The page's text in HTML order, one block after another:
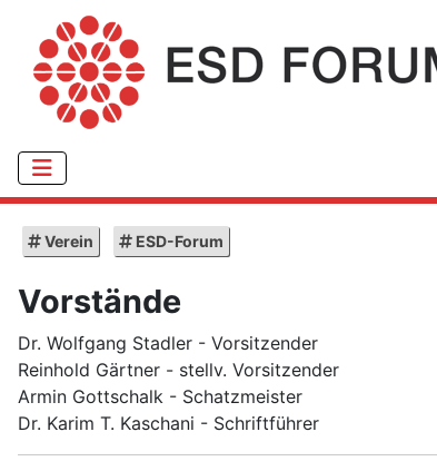
Verein ESD-Forum
Vorstände
Dr. Wolfgang Stadler - Vorsitzender
Reinhold Gärtner - stellv. Vorsitzender
Armin Gottschalk - Schatzmeister
Dr. Karim T. Kaschani - Schriftführer